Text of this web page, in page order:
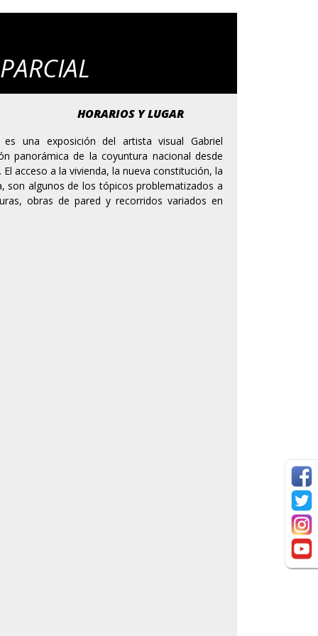
HORARIOS Y LUGAR
es una exposición del artista visual Gabriel
panorámica de la coyuntura nacional desde
acceso a la vivienda, la nueva constitución, la
son algunos de los tópicos problematizados a
obras de pared y recorridos variados en